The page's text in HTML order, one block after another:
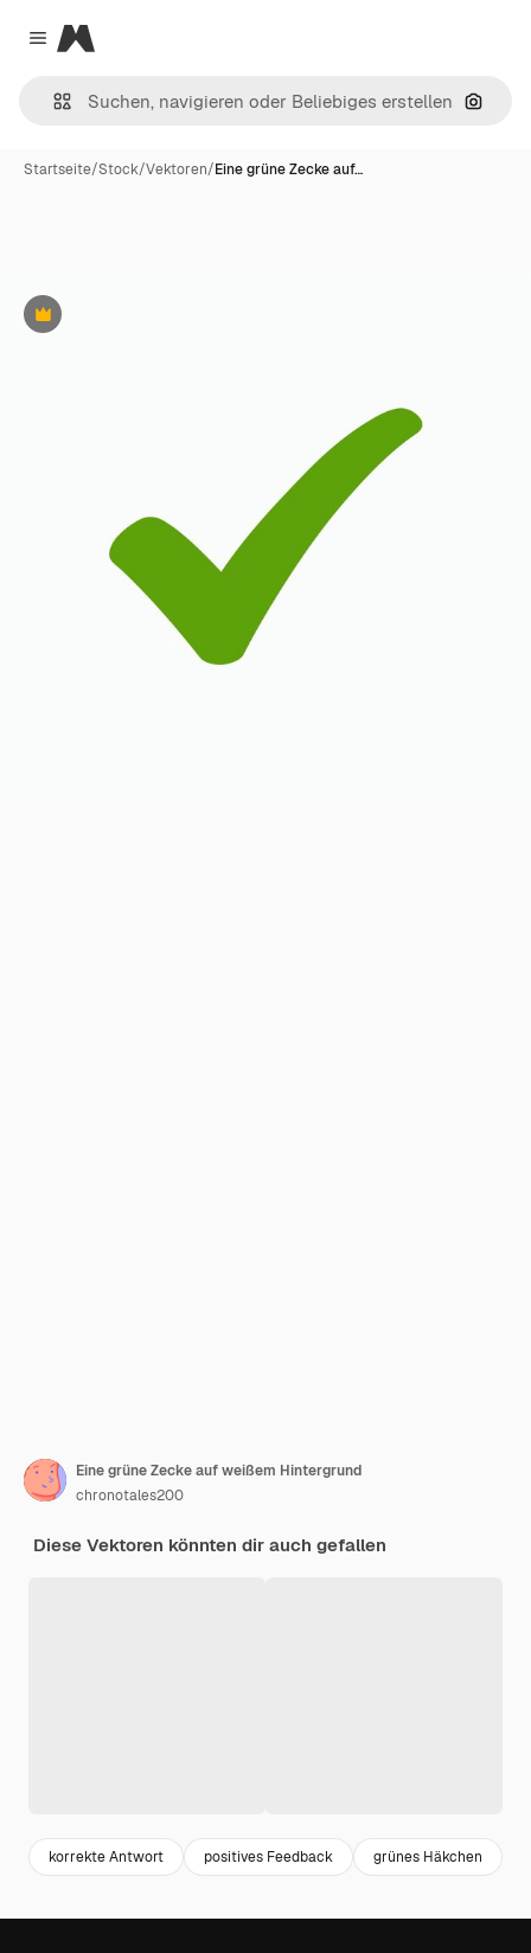
Close menu
Magnific
Nach
Startseite/Stock/Vektoren/Eine grüne Zecke auf…
Premium
Eine grüne Zecke auf weißem Hintergrund
chronotales200
Diese Vektoren könnten dir auch gefallen
korrekte Antwort positives Feedback grünes Häkchen